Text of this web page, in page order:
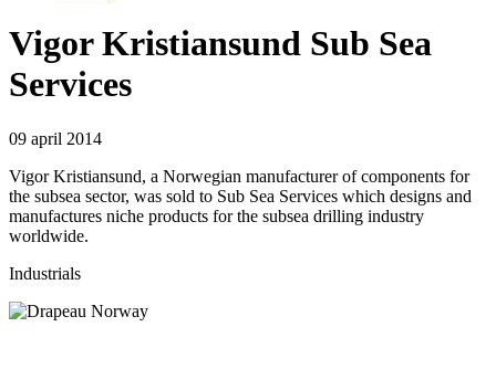
Vigor Kristiansund Sub Sea
Services
09 april 2014
Vigor Kristiansund, a Norwegian manufacturer of components for
the subsea sector, was sold to Sub Sea Services which designs and
manufactures niche products for the subsea drilling industry
worldwide.
Industrials